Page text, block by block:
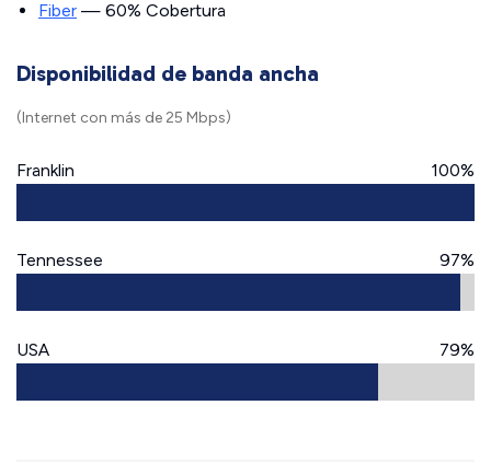
Fiber — 60% Cobertura
Disponibilidad de banda ancha
(Internet con más de 25 Mbps)
Franklin 100%
Tennessee 97%
USA 79%